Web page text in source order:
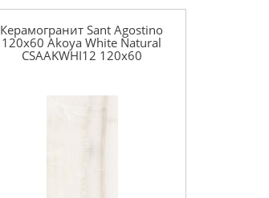
Керамогранит Sant Agostino
120x60 Akoya White Natural
CSAAKWHI12 120x60